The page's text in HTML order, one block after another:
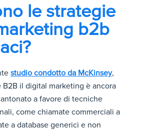
le strategie
b2b
studio condotto da McKinsey,
il digital marketing è ancora
a favore di tecniche
come chiamate commerciali a
a database generici e non